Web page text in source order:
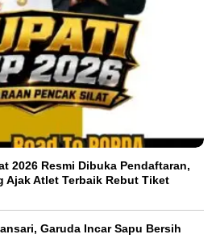
2026 Resmi Dibuka Pendaftaran,
Ajak Atlet Terbaik Rebut Tiket
Garuda Incar Sapu Bersih